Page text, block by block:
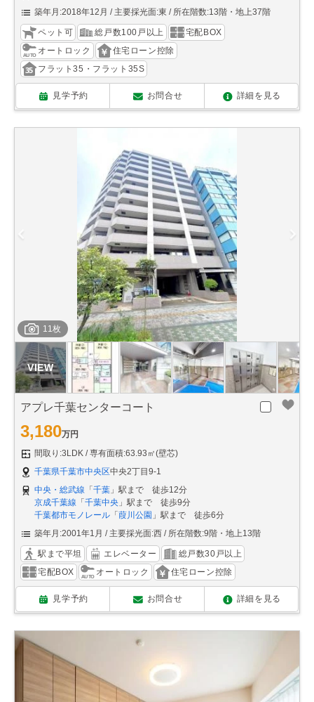
築年月:2018年12月
主要採光面:東 所在階数:13階・地上37階
ペット可 総戸数100戸以上
宅配BOX
オートロック
住宅ローン控除
フラット35・フラット35S
見学予約 お問合せ 詳細を見る
11枚
アプレ千葉センターコート
3,180万円
間取り:3LDK
専有面積:63.93㎡(壁芯)
千葉県千葉市中央区中央2丁目9-1
中央・総武線 「 千葉 」駅まで 徒歩12分
京成千葉線 「 千葉中央 」駅まで 徒歩9分
千葉都市モノレール 「 葭川公園 」駅まで 徒歩6分
築年月:2001年1月
主要採光面:西 所在階数:9階・地上13階
駅まで平坦 エレベーター
総戸数30戸以上
宅配BOX
オートロック 住宅ローン控除
見学予約 お問合せ 詳細を見る